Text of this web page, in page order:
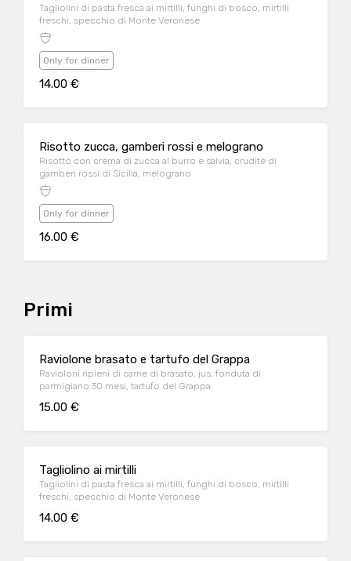
Tagliolini di pasta fresca ai mirtilli, funghi di bosco, mirtilli
freschi, specchio di Monte Veronese
Only for dinner
14.00 €
Risotto zucca, gamberi rossi e melograno
Risotto con crema di zucca al burro e salvia, cruditè di
gamberi rossi di Sicilia, melograno
Only for dinner
16.00 €
Primi
Raviolone brasato e tartufo del Grappa
Ravioloni ripieni di carne di brasato, jus, fonduta di
parmigiano 30 mesi, tartufo del Grappa
15.00 €
Tagliolino ai mirtilli
Tagliolini di pasta fresca ai mirtilli, funghi di bosco, mirtilli
freschi, specchio di Monte Veronese
14.00 €